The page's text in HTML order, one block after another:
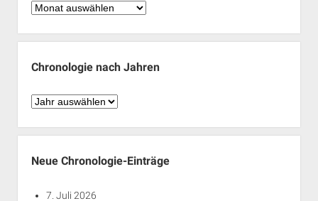
Chronologie
Monaten
Chronologie nach Jahren
Chronologie
Jahren
Neue Chronologie-Einträge
7. Juli 2026